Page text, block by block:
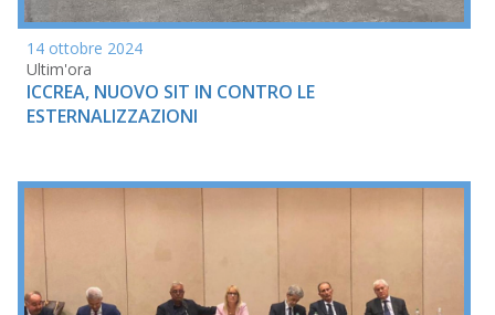
14 ottobre 2024
Ultim'ora
ICCREA, NUOVO SIT IN CONTRO LE
ESTERNALIZZAZIONI